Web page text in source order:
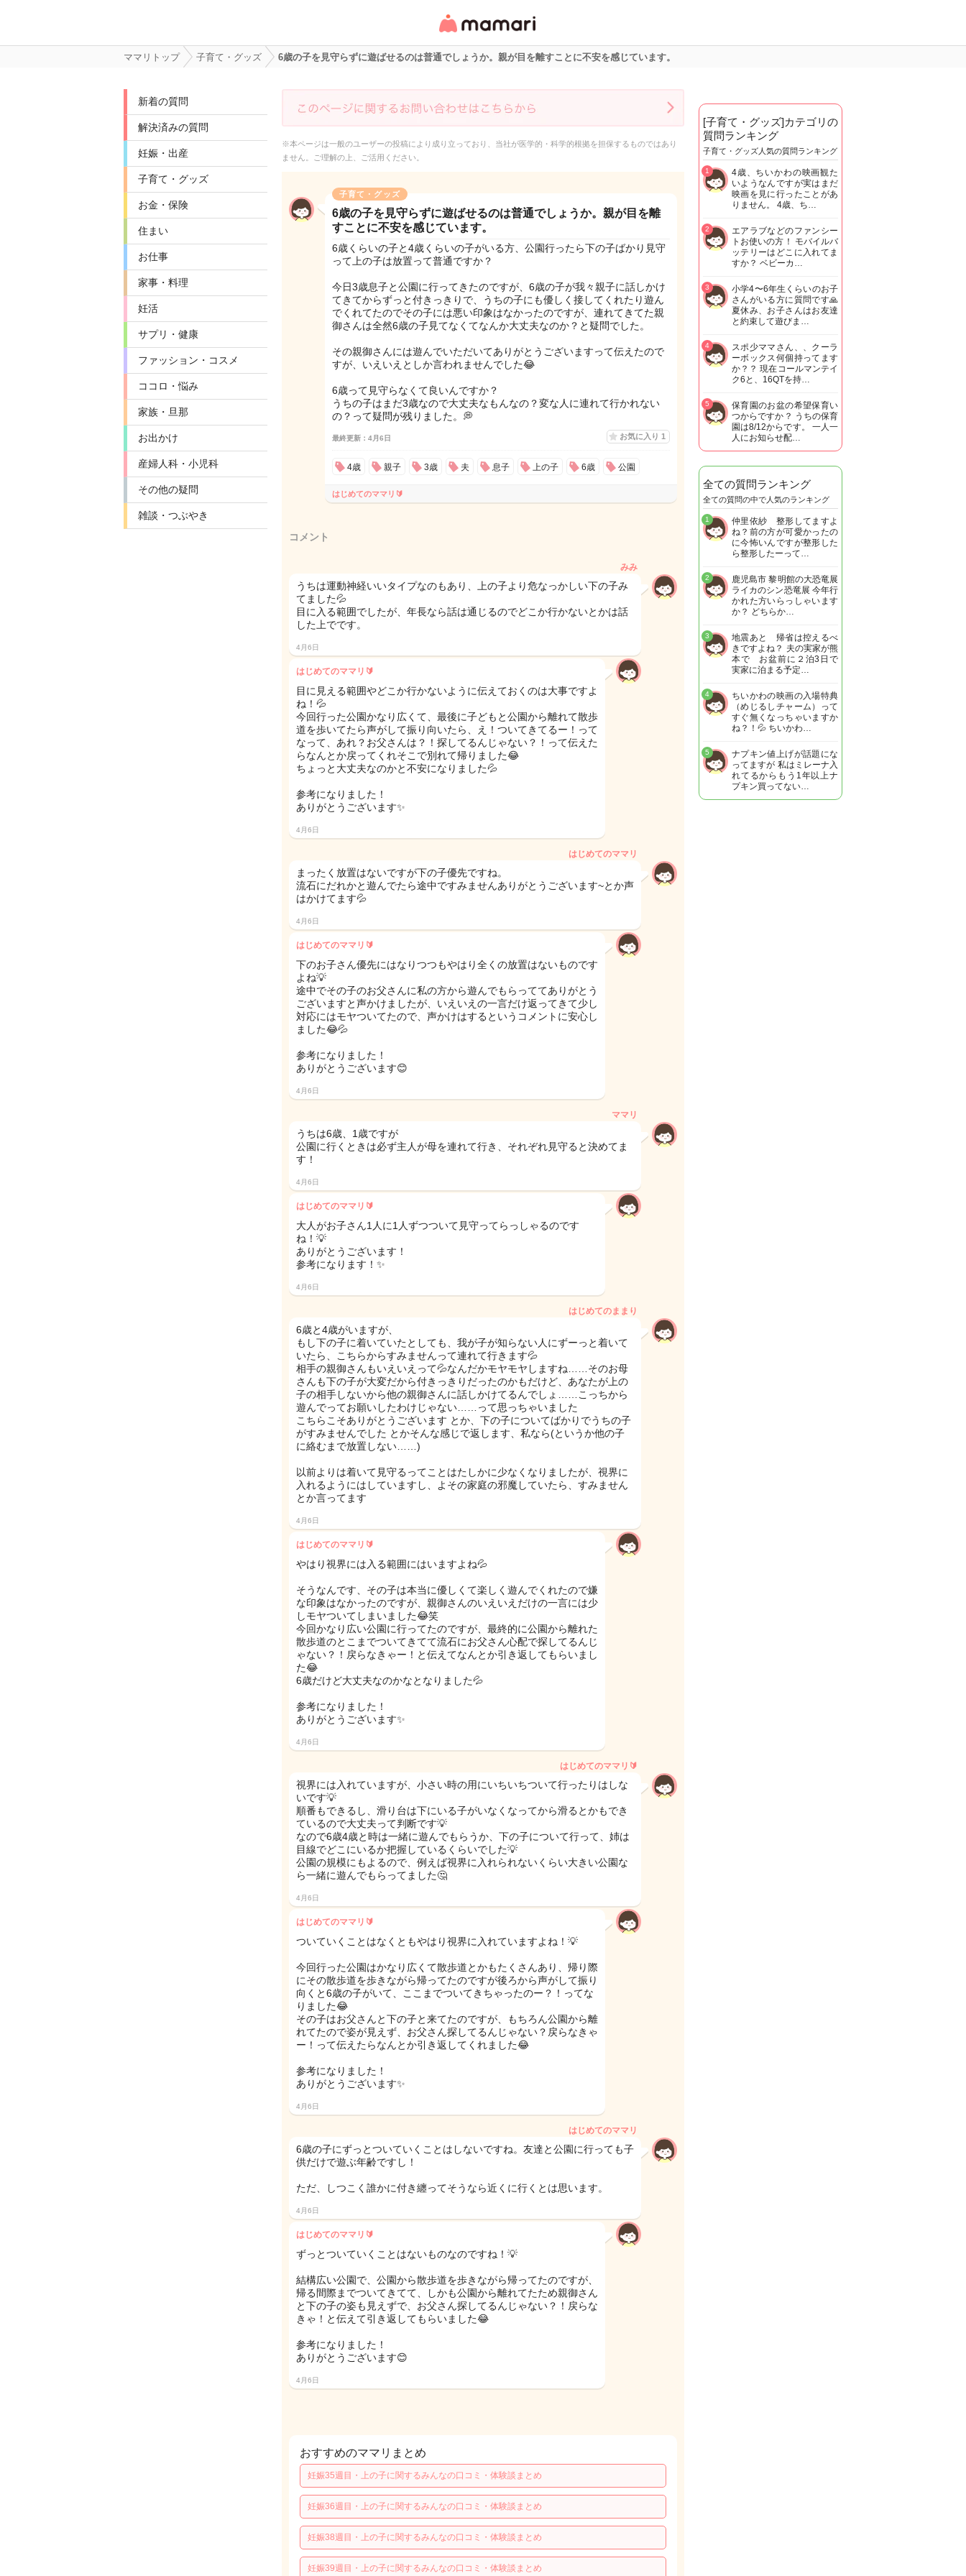
リ・情報サイト
ママリトップ 子育て・グッズ 6歳の子を見守らずに遊ばせるのは普通でしょうか。親が目を離すことに不安を感じています。
新着の質問
解決済みの質問
妊娠・出産
子育て・グッズ
お金・保険
住まい
お仕事
家事・料理
妊活
サプリ・健康
ファッション・コスメ
ココロ・悩み
家族・旦那
お出かけ
産婦人科・小児科
その他の疑問
雑談・つぶやき
※本ページは一般のユーザーの投稿により成り立っており、当社が医学的・科学的根拠を担保するものではあり
ません。ご理解の上、ご活用ください。
子育て・グッズ
6歳の子を見守らずに遊ばせるのは普通でしょうか。親が目を離
すことに不安を感じています。
6歳くらいの子と4歳くらいの子がいる方、公園行ったら下の子ばかり見守
って上の子は放置って普通ですか？
今日3歳息子と公園に行ってきたのですが、6歳の子が我々親子に話しかけ
てきてからずっと付きっきりで、うちの子にも優しく接してくれたり遊ん
でくれてたのでその子には悪い印象はなかったのですが、連れてきてた親
御さんは全然6歳の子見てなくてなんか大丈夫なのか？と疑問でした。
その親御さんには遊んでいただいてありがとうございますって伝えたので
すが、いえいえとしか言われませんでした😂
6歳って見守らなくて良いんですか？
うちの子はまだ3歳なので大丈夫なもんなの？変な人に連れて行かれない
の？って疑問が残りました。💭
最終更新：4月6日 お気に入り 1
4歳 親子 3歳 夫 息子 上の子 6歳 公園
はじめてのママリ🔰
コメント
みみ
うちは運動神経いいタイプなのもあり、上の子より危なっかしい下の子み
てました💦
目に入る範囲でしたが、年長なら話は通じるのでどこか行かないとかは話
した上でです。
4月6日
はじめてのママリ🔰
目に見える範囲やどこか行かないように伝えておくのは大事ですよ
ね！💦
今回行った公園かなり広くて、最後に子どもと公園から離れて散歩
道を歩いてたら声がして振り向いたら、え！ついてきてるー！って
なって、あれ？お父さんは？！探してるんじゃない？！って伝えた
らなんとか戻ってくれそこで別れて帰りました😂
ちょっと大丈夫なのかと不安になりました💦
参考になりました！
ありがとうございます✨
4月6日
はじめてのママリ
まったく放置はないですが下の子優先ですね。
流石にだれかと遊んでたら途中ですみませんありがとうございます~とか声
はかけてます💦
4月6日
はじめてのママリ🔰
下のお子さん優先にはなりつつもやはり全くの放置はないものです
よね💡
途中でその子のお父さんに私の方から遊んでもらっててありがとう
ございますと声かけましたが、いえいえの一言だけ返ってきて少し
対応にはモヤついてたので、声かけはするというコメントに安心し
ました😂💦
参考になりました！
ありがとうございます😊
4月6日
ママリ
うちは6歳、1歳ですが
公園に行くときは必ず主人が母を連れて行き、それぞれ見守ると決めてま
す！
4月6日
はじめてのママリ🔰
大人がお子さん1人に1人ずつついて見守ってらっしゃるのです
ね！💡
ありがとうございます！
参考になります！✨
4月6日
はじめてのままり
6歳と4歳がいますが、
もし下の子に着いていたとしても、我が子が知らない人にずーっと着いて
いたら、こちらからすみませんって連れて行きます💦
相手の親御さんもいえいえって💦なんだかモヤモヤしますね……そのお母
さんも下の子が大変だから付きっきりだったのかもだけど、あなたが上の
子の相手しないから他の親御さんに話しかけてるんでしょ……こっちから
遊んでってお願いしたわけじゃない……って思っちゃいました
こちらこそありがとうございます とか、下の子についてばかりでうちの子
がすみませんでした とかそんな感じで返します、私なら(というか他の子
に絡むまで放置しない……)
以前よりは着いて見守るってことはたしかに少なくなりましたが、視界に
入れるようにはしていますし、よその家庭の邪魔していたら、すみません
とか言ってます
4月6日
はじめてのママリ🔰
やはり視界には入る範囲にはいますよね💦
そうなんです、その子は本当に優しくて楽しく遊んでくれたので嫌
な印象はなかったのですが、親御さんのいえいえだけの一言には少
しモヤついてしまいました😂笑
今回かなり広い公園に行ってたのですが、最終的に公園から離れた
散歩道のとこまでついてきてて流石にお父さん心配で探してるんじ
ゃない？！戻らなきゃー！と伝えてなんとか引き返してもらいまし
た😂
6歳だけど大丈夫なのかなとなりました💦
参考になりました！
ありがとうございます✨
4月6日
はじめてのママリ🔰
視界には入れていますが、小さい時の用にいちいちついて行ったりはしな
いです💡
順番もできるし、滑り台は下にいる子がいなくなってから滑るとかもでき
ているので大丈夫って判断です💡
なので6歳4歳と時は一緒に遊んでもらうか、下の子について行って、姉は
目線でどこにいるか把握しているくらいでした💡
公園の規模にもよるので、例えば視界に入れられないくらい大きい公園な
ら一緒に遊んでもらってました🤔
4月6日
はじめてのママリ🔰
ついていくことはなくともやはり視界に入れていますよね！💡
今回行った公園はかなり広くて散歩道とかもたくさんあり、帰り際
にその散歩道を歩きながら帰ってたのですが後ろから声がして振り
向くと6歳の子がいて、ここまでついてきちゃったのー？！ってな
りました😂
その子はお父さんと下の子と来てたのですが、もちろん公園から離
れてたので姿が見えず、お父さん探してるんじゃない？戻らなきゃ
ー！って伝えたらなんとか引き返してくれました😂
参考になりました！
ありがとうございます✨
4月6日
はじめてのママリ
6歳の子にずっとついていくことはしないですね。友達と公園に行っても子
供だけで遊ぶ年齢ですし！
ただ、しつこく誰かに付き纏ってそうなら近くに行くとは思います。
4月6日
はじめてのママリ🔰
ずっとついていくことはないものなのですね！💡
結構広い公園で、公園から散歩道を歩きながら帰ってたのですが、
帰る間際までついてきてて、しかも公園から離れてたため親御さん
と下の子の姿も見えずで、お父さん探してるんじゃない？！戻らな
きゃ！と伝えて引き返してもらいました😂
参考になりました！
ありがとうございます😊
4月6日
おすすめのママリまとめ
妊娠35週目・上の子に関するみんなの口コミ・体験談まとめ
妊娠36週目・上の子に関するみんなの口コミ・体験談まとめ
妊娠38週目・上の子に関するみんなの口コミ・体験談まとめ
妊娠39週目・上の子に関するみんなの口コミ・体験談まとめ
[子育て・グッズ]カテゴリの
質問ランキング
子育て・グッズ人気の質問ランキング
4歳、ちいかわの映画観た
いようなんですが実はまだ
映画を見に行ったことがあ
りません。 4歳、ち…
1
エアラブなどのファンシー
トお使いの方！ モバイルバ
ッテリーはどこに入れてま
すか？ ベビーカ…
2
小学4〜6年生くらいのお子
さんがいる方に質問です🙏
夏休み、お子さんはお友達
と約束して遊びま…
3
スポ少ママさん、、クーラ
ーボックス何個持ってます
か？？ 現在コールマンテイ
ク6と、16QTを持…
4
保育園のお盆の希望保育い
つからですか？ うちの保育
園は8/12からです。 一人一
人にお知らせ配…
5
全ての質問ランキング
全ての質問の中で人気のランキング
仲里依紗 整形してますよ
ね？前の方が可愛かったの
に今怖いんですが整形した
ら整形したーって…
1
鹿児島市 黎明館の大恐竜展
ライカのシン恐竜展 今年行
かれた方いらっしゃいます
か？ どちらか…
2
地震あと 帰省は控えるべ
きですよね？ 夫の実家が熊
本で お盆前に２泊3日で
実家に泊まる予定…
3
ちいかわの映画の入場特典
（めじるしチャーム）って
すぐ無くなっちゃいますか
ね？！💦 ちいかわ…
4
ナプキン値上げが話題にな
ってますが 私はミレーナ入
れてるからもう1年以上ナ
プキン買ってない…
5